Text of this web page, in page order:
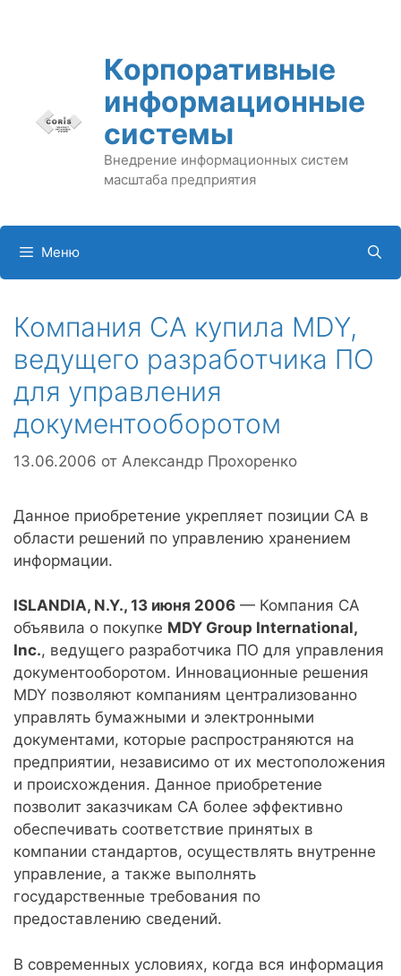
Корпоративные
информационные
системы
Внедрение информационных систем
масштаба предприятия
Меню
Компания CA купила MDY,
ведущего разработчика ПО
для управления
документооборотом
13.06.2006 от Александр Прохоренко
Данное приобретение укрепляет позиции CA в
области решений по управлению хранением
информации.
ISLANDIA, N.Y., 13 июня 2006 — Компания CA
объявила о покупке MDY Group International,
Inc., ведущего разработчика ПО для управления
документооборотом. Инновационные решения
MDY позволяют компаниям централизованно
управлять бумажными и электронными
документами, которые распространяются на
предприятии, независимо от их местоположения
и происхождения. Данное приобретение
позволит заказчикам CA более эффективно
обеспечивать соответствие принятых в
компании стандартов, осуществлять внутренне
управление, а также выполнять
государственные требования по
предоставлению сведений.
В современных условиях, когда вся информация